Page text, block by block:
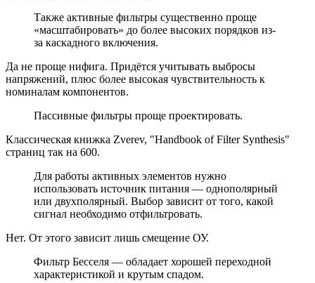
Также активные фильтры существенно проще
«масштабировать» до более высоких порядков из-
за каскадного включения.
Да не проще нифига. Придётся учитывать выбросы
напряжений, плюс более высокая чувствительность к
номиналам компонентов.
Пассивные фильтры проще проектировать.
Классическая книжка Zverev, "Handbook of Filter Synthesis"
страниц так на 600.
Для работы активных элементов нужно
использовать источник питания — однополярный
или двухполярный. Выбор зависит от того, какой
сигнал необходимо отфильтровать.
Нет. От этого зависит лишь смещение ОУ.
Фильтр Бесселя — обладает хорошей переходной
характеристикой и крутым спадом.